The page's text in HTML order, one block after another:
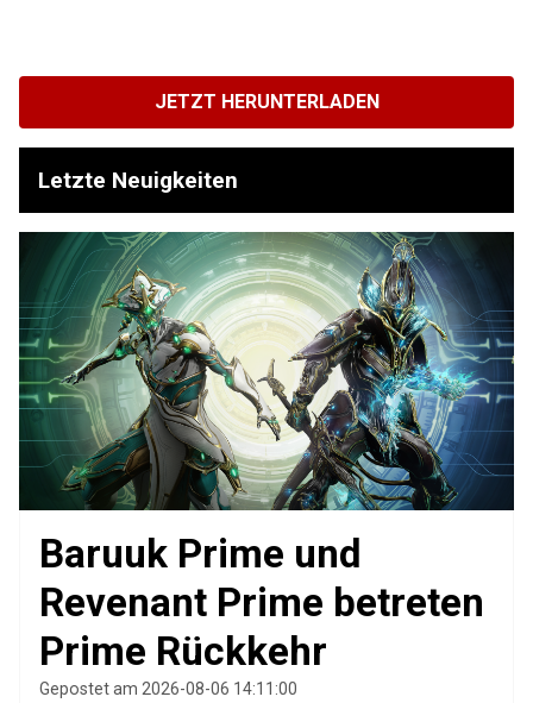
JETZT HERUNTERLADEN
Letzte Neuigkeiten
Baruuk Prime und
Revenant Prime betreten
Prime Rückkehr
Gepostet am 2026-08-06 14:11:00